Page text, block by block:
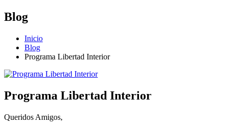
Blog
Inicio
Blog
Programa Libertad Interior
Programa Libertad Interior
Queridos Amigos,